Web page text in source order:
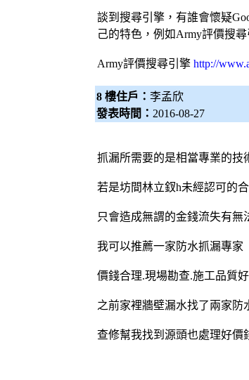
談到 搜尋引擎，有誰會懷疑
己的特色，例如Army評價搜尋
Army評價搜尋引擎 http://
8 樓住戶： 李孟欣
發表時間： 2016-08-27
抓漏所需要的是相當專業的技
若是坊間林立釵h未經認可的
只會造成無謂的金錢流失有無
我可以推薦一家防水抓漏專家
價錢合理.現場勘查.施工品質
之前家裡牆壁漏水找了兩家
查修幫我找到源頭也處理好價